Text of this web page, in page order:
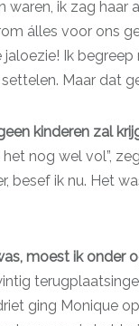
waren, ik zag
álles voor ons
Ik
Maar dat
kinderen zal
nog wel vol”,
besef ik nu. Het
moest ik onder
ging Monique